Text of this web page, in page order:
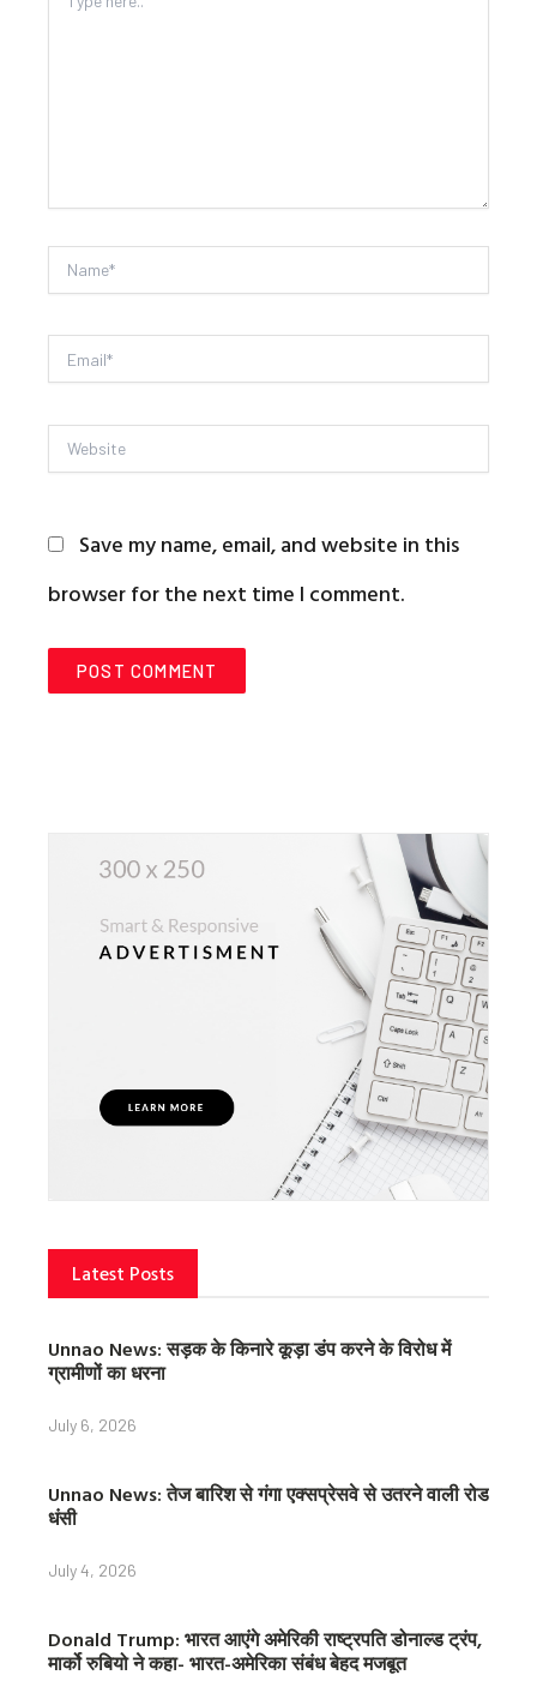
Name*
Email*
Website
Save my name, email, and website in this
browser for the next time I comment.
Latest Posts
Unnao News: सड़क के किनारे कूड़ा डंप करने के विरोध में
ग्रामीणों का धरना
July 6, 2026
Unnao News: तेज बारिश से गंगा एक्सप्रेसवे से उतरने वाली रोड
धंसी
July 4, 2026
Donald Trump: भारत आएंगे अमेरिकी राष्ट्रपति डोनाल्ड ट्रंप,
मार्को रुबियो ने कहा- भारत-अमेरिका संबंध बेहद मजबूत